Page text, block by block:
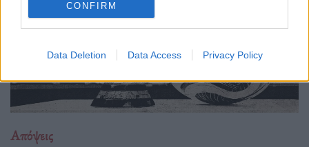
CONFIRM
Data Deletion Data Access Privacy Policy
Απόψεις